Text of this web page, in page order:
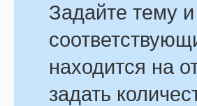
Задайте тему
находится на
задать